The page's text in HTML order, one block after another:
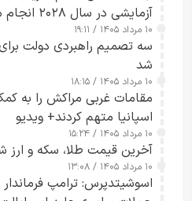
آزمایشی در سال ۲۰۲۸ انجام می‌شود
۱۰ مرداد ۱۴۰۵ / ۱۹:۱۱
سه تصمیم راهبردی دولت
شد
۱۰ مرداد ۱۴۰۵ / ۱۸:۱۵
مقامات غربی مراکش را به
اسپانیا متهم کردند+ ویدیو
۱۰ مرداد ۱۴۰۵ / ۱۵:۲۴
آخرین قیمت طلا، سکه و ارز شنبه 10
۱۰ مرداد ۱۴۰۵ / ۱۳:۰۸
اسوشیتدپرس: ترامپ